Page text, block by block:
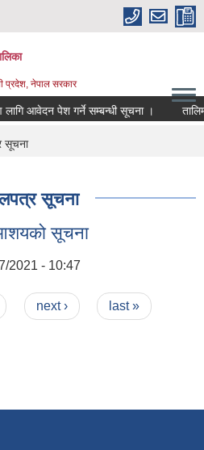
प्रदेश, नेपाल सरकार
आवेदन पेश गर्ने सम्बन्धी सूचना ।
सूचना
सूचना
सूचना
2021 - 10:47
next › last »